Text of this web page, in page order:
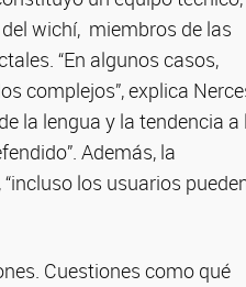
wichí, miembros de las
“En algunos casos,
complejos”, explica
la lengua y la tendencia a
Además, la
los usuarios
Cuestiones como qué